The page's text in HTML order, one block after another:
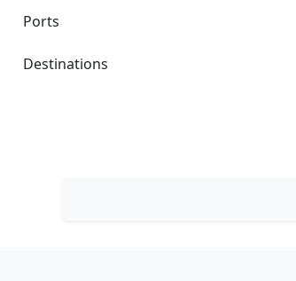
Ports
Destinations